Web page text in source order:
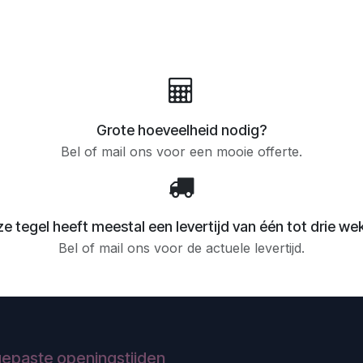
Grote hoeveelheid nodig?
Bel of mail ons voor een mooie offerte.
tegel heeft meestal een levertijd van één tot drie
Bel of mail ons voor de actuele levertijd.
openingstijden